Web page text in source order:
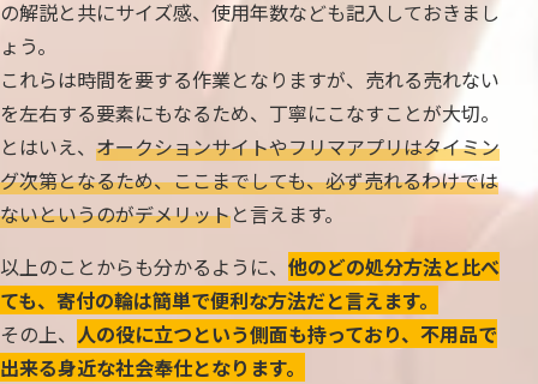
の解説と共にサイズ感、使用年数なども記入しておきまし
ょう。
これらは時間を要する作業となりますが、売れる売れない
を左右する要素にもなるため、丁寧にこなすことが大切。
とはいえ、 オークションサイトやフリマアプリはタイミン
グ次第となるため、ここまでしても、必ず売れるわけでは
ないというのがデメリットと言えます。
以上のことからも分かるように、 他のどの処分方法と比べ
ても、寄付の輪は簡単で便利な方法だと言えます。
その上、 人の役に立つという側面も持っており、不用品で
出来る身近な社会奉仕となります。